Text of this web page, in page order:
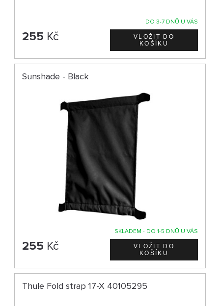
DO 3-7 DNŮ U VÁS
255 Kč
Sunshade - Black
SKLADEM - DO 1-5 DNŮ U VÁS
255 Kč
Thule Fold strap 17-X 40105295